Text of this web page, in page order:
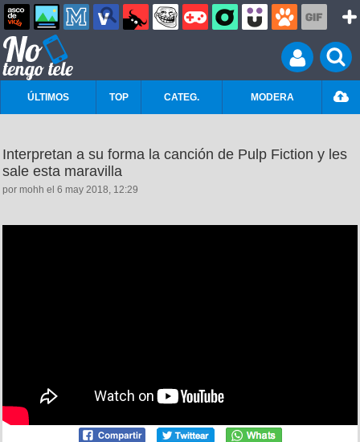
ÚLTIMOS TOP CATEG. MODERA
Interpretan a su forma la canción de Pulp Fiction y les
sale esta maravilla
por mohh el 6 may 2018, 12:29